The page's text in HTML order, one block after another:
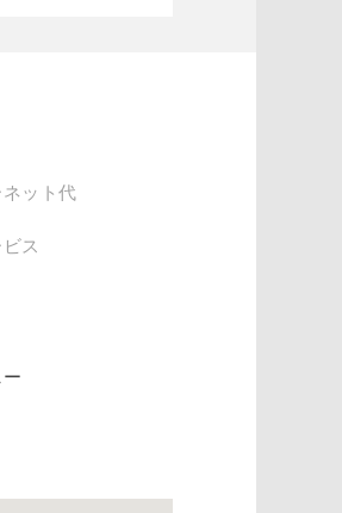
ット代
ス